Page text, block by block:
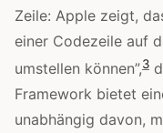
Zeile: Apple zeigt,
einer Codezeile auf
umstellen können”,3
Framework bietet
unabhängig davon,